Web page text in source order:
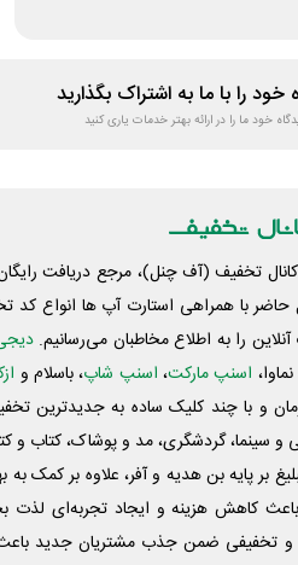
خود را با ما به اشتراک بگذارید
خود ما را در ارائه بهتر خدمات یاری کنید
تخفیف (آف چنل)، مرجع دریافت
با همراهی استارت آپ ها انواع کد
را به اطلاع مخاطبان می‌رسانیم.
اسنپ مارکت، اسنپ شاپ، باسلام و
و با چند کلیک ساده به جدیدترین
و سینما، گردشگری، مد و پوشاک، کتاب و
بر پایه بن هدیه و آفر، علاوه بر کمک
کاهش هزینه و ایجاد تجربه‌ای
و تخفیفی ضمن جذب مشتریان جدید